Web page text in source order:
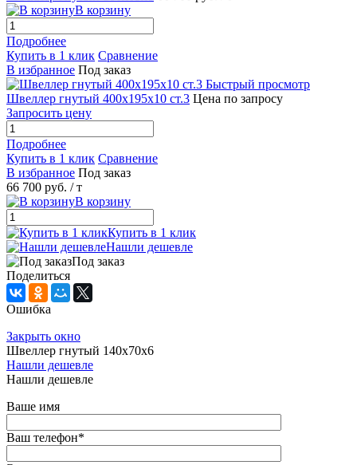
В корзину
Подробнее
Купить в 1 клик Сравнение
В избранное Под заказ
Быстрый просмотр
Швеллер гнутый 400х195х10 ст.3 Цена по запросу
Запросить цену
Подробнее
Купить в 1 клик Сравнение
В избранное Под заказ
66 700 руб. / т
В корзину
Купить в 1 клик
Нашли дешевле
Под заказ
Поделиться
Ошибка
Закрыть окно
Швеллер гнутый 140х70х6
Нашли дешевле
Нашли дешевле
Ваше имя
Ваш телефон*